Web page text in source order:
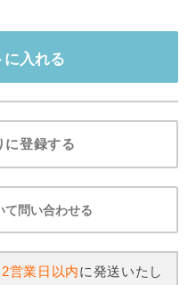
に入れる
に登録する
て問い合わせる
2営業日以内に発送いたし